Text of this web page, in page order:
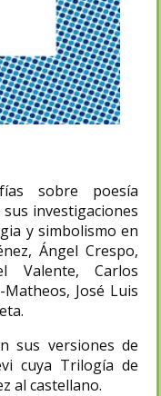
sobre poesía
investigaciones
y simbolismo en
Ángel Crespo,
Valente, Carlos
José Luis
sus versiones de
cuya Trilogía de
al castellano.